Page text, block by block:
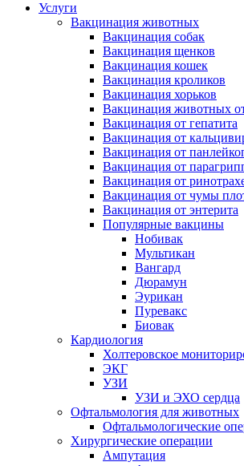
Услуги
Вакцинация животных
Вакцинация собак
Вакцинация щенков
Вакцинация кошек
Вакцинация кроликов
Вакцинация хорьков
Вакцинация животных
Вакцинация от гепатита
Вакцинация от
Вакцинация от
Вакцинация от
Вакцинация от
Вакцинация от чумы
Вакцинация от энтерита
Популярные вакцины
Нобивак
Мультикан
Вангард
Дюрамун
Эурикан
Пуревакс
Биовак
Кардиология
Холтеровское
ЭКГ
УЗИ
УЗИ и ЭХО сердца
Офтальмология для животных
Офтальмологические
Хирургические операции
Ампутация